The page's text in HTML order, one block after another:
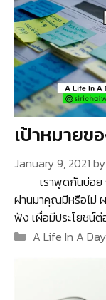
เป้าหมายข
January 9, 2021 by
เราพูดกันบ่อย
ผ่านมาคุณมีหรือไม่
ฟัง เผื่อมีประโยชน์
Categories
A Life In A Day